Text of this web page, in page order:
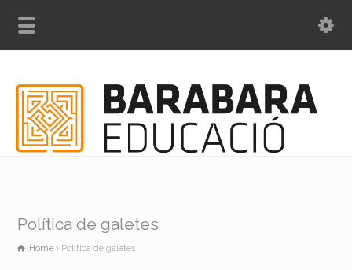
Política de galetes
Home Política de galetes